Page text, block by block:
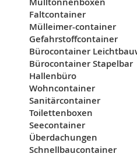
Faltcontainer
Mülleimer-container
Gefahrstoffcontainer
Bürocontainer
Bürocontainer Stapelbar
Hallenbüro
Wohncontainer
Sanitärcontainer
Toilettenboxen
Seecontainer
Überdachungen
Schnellbaucontainer